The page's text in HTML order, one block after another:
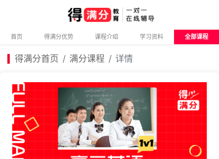
首页 得满分优势 课程介绍 学习资料 全部课程
得满分首页 满分课程 详情